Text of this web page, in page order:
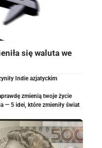
się waluta we
Indie azjatyckim
zmienią twoje życie
— 5 idei, które zmieniły świat